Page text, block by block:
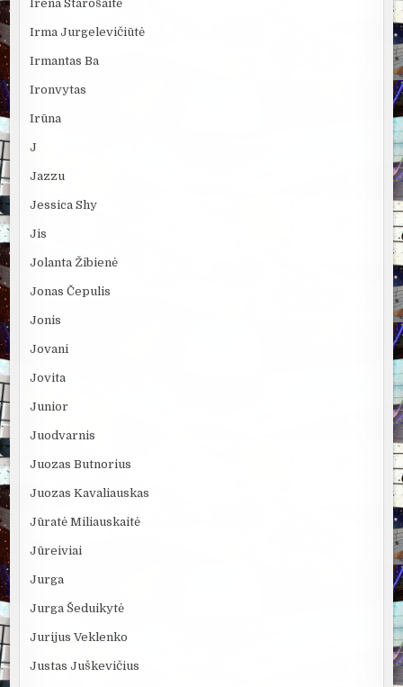
Irena Starošaitė
Irma Jurgelevičiūtė
Irmantas Ba
Ironvytas
Irūna
J
Jazzu
Jessica Shy
Jis
Jolanta Žibienė
Jonas Čepulis
Jonis
Jovani
Jovita
Junior
Juodvarnis
Juozas Butnorius
Juozas Kavaliauskas
Jūratė Miliauskaitė
Jūreiviai
Jurga
Jurga Šeduikytė
Jurijus Veklenko
Justas Juškevičius